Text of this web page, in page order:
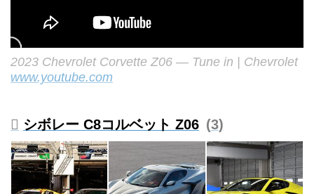
2023 Chevrolet Corvette Z06 — Tune in | Chevrolet
www.youtube.com
シボレー C8コルベット Z06 3